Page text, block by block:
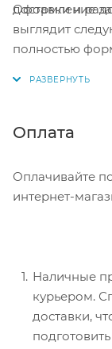
доставки и
Оформление
выглядит
полностью
Нажмите
Оплата
Оплачивайте
интернет-
Наличные
курьером.
доставки,